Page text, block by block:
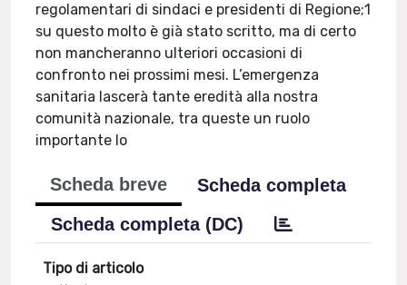
regolamentari di sindaci e presidenti di Regione;1
su questo molto è già stato scritto, ma di certo
non mancheranno ulteriori occasioni di
confronto nei prossimi mesi. L’emergenza
sanitaria lascerà tante eredità alla nostra
comunità nazionale, tra queste un ruolo
importante lo
Scheda breve
Scheda completa
Scheda completa (DC)
Tipo di articolo